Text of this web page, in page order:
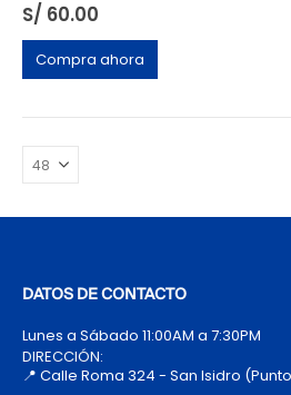
S/ 60.00
Compra ahora
DATOS DE CONTACTO
Lunes a Sábado 11:00AM a 7:30PM
DIRECCIÓN:
📍 Calle Roma 324 - San Isidro